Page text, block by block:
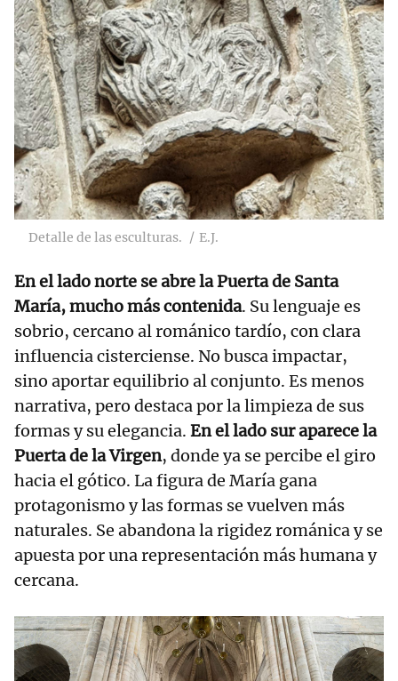
Detalle de las esculturas. E.J.
En el lado norte se abre la Puerta de Santa
María, mucho más contenida. Su lenguaje es
sobrio, cercano al románico tardío, con clara
influencia cisterciense. No busca impactar,
sino aportar equilibrio al conjunto. Es menos
narrativa, pero destaca por la limpieza de sus
formas y su elegancia. En el lado sur aparece la
Puerta de la Virgen, donde ya se percibe el giro
hacia el gótico. La figura de María gana
protagonismo y las formas se vuelven más
naturales. Se abandona la rigidez románica y se
apuesta por una representación más humana y
cercana.